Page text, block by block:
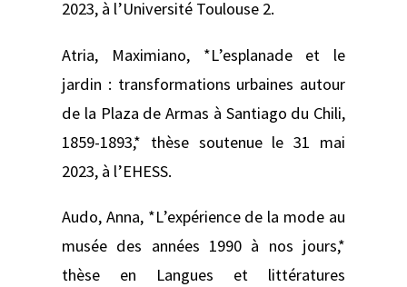
2023, à l’Université Toulouse 2.
Atria, Maximiano, *L’esplanade et le
jardin : transformations urbaines autour
de la Plaza de Armas à Santiago du Chili,
1859-1893,* thèse soutenue le 31 mai
2023, à l’EHESS.
Audo, Anna, *L’expérience de la mode au
musée des années 1990 à nos jours,*
thèse en Langues et littératures